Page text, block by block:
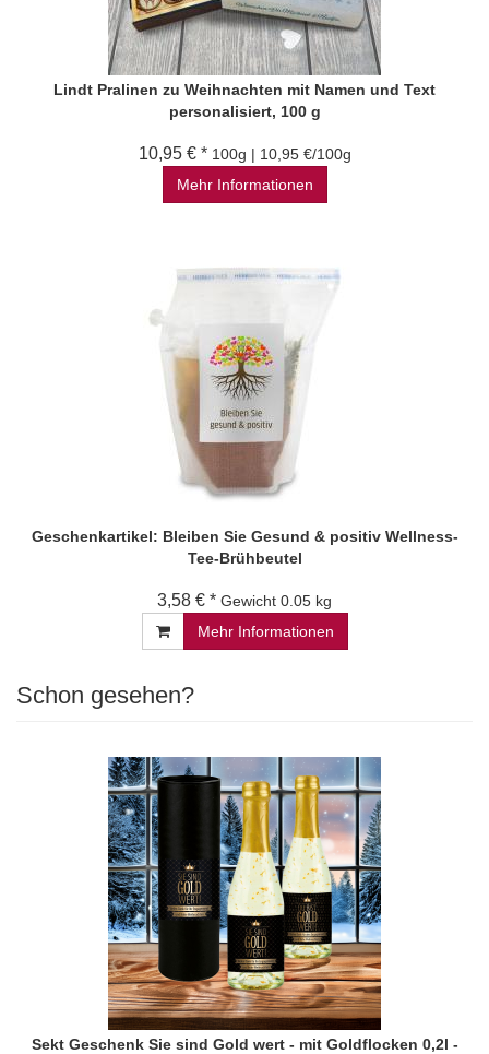
Lindt Pralinen zu Weihnachten mit Namen und Text
personalisiert, 100 g
10,95 € * 100g | 10,95 €/100g
Mehr Informationen
Geschenkartikel: Bleiben Sie Gesund & positiv Wellness-
Tee-Brühbeutel
3,58 € * Gewicht 0.05 kg
Mehr Informationen
Schon gesehen?
Sekt Geschenk Sie sind Gold wert - mit Goldflocken 0,2l -